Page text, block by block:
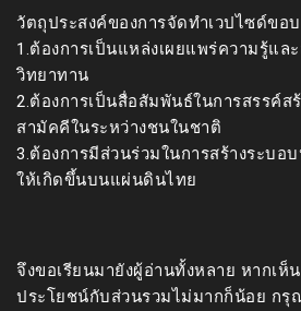
วัตถุประสงค์ของการจัดทำเวปไซด์ขอ
1.ต้องการเป็นแหล่งเผยแพร่ความรู้แล
วิทยาทาน
2.ต้องการเป็นสื่อสัมพันธ์ในการสรรค์ส
สามัคคีในระหว่างชนในชาติ
3.ต้องการมีส่วนร่วมในการสร้างระบอ
ให้เกิดขึ้นบนแผ่นดินไทย
จึงขอเรียนมายังผู้อ่านทั้งหลาย หากเห็
ประโยชน์กับส่วนรวมไม่มากก็น้อย กรุ